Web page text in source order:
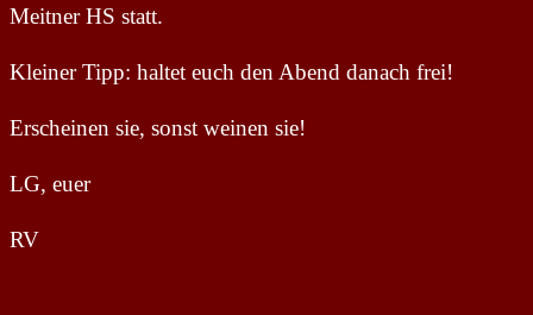
Meitner HS statt.
Kleiner Tipp: haltet euch den Abend danach frei!
Erscheinen sie, sonst weinen sie!
LG, euer
RV